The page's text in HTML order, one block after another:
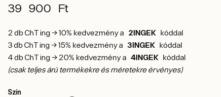
39 900 Ft
2 db ChT ing → 10% kedvezmény a 2INGEK kóddal
3 db ChT ing → 15% kedvezmény a 3INGEK kóddal
4 db ChT ing → 20% kedvezmény a 4INGEK kóddal
(csak teljes árú termékekre és méretekre érvényes)
Szín